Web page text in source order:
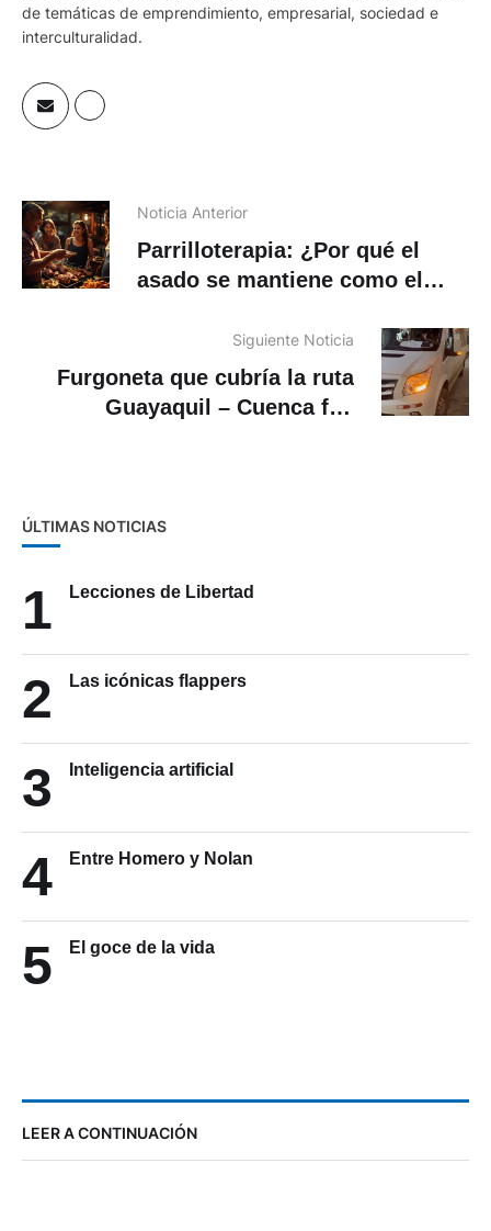
de temáticas de emprendimiento, empresarial, sociedad e
interculturalidad.
Noticia Anterior
Parrilloterapia: ¿Por qué el
asado se mantiene como el
las familias ecuatorianas?
Siguiente Noticia
Furgoneta que cubría la ruta
Guayaquil – Cuenca fue
ÚLTIMAS NOTICIAS
1 Lecciones de Libertad
2 Las icónicas flappers
3 Inteligencia artificial
4 Entre Homero y Nolan
5 El goce de la vida
LEER A CONTINUACIÓN